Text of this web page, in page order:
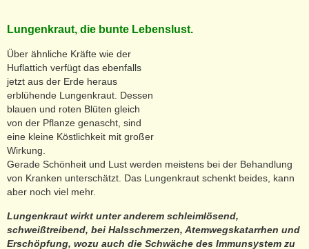
Lungenkraut, die bunte Lebenslust.
Über ähnliche Kräfte wie der
Huflattich verfügt das ebenfalls
jetzt aus der Erde heraus
erblühende Lungenkraut. Dessen
blauen und roten Blüten gleich
von der Pflanze genascht, sind
eine kleine Köstlichkeit mit großer
Wirkung.
Gerade Schönheit und Lust werden meistens bei der Behandlung
von Kranken unterschätzt. Das Lungenkraut schenkt beides, kann
aber noch viel mehr.
Lungenkraut wirkt unter anderem schleimlösend,
schweißtreibend, bei Halsschmerzen, Atemwegskatarrhen und
Erschöpfung, wozu auch die Schwäche des Immunsystem zu